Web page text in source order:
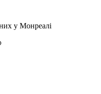
у Монреалі